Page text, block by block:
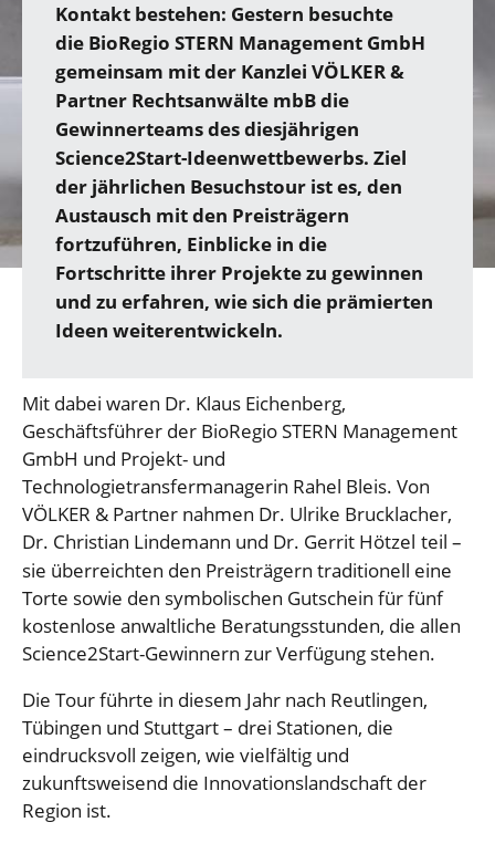
Kontakt bestehen: Gestern besuchte
die BioRegio STERN Management GmbH
gemeinsam mit der Kanzlei VÖLKER &
Partner Rechtsanwälte mbB die
Gewinnerteams des diesjährigen
Science2Start-Ideenwettbewerbs. Ziel
der jährlichen Besuchstour ist es, den
Austausch mit den Preisträgern
fortzuführen, Einblicke in die
Fortschritte ihrer Projekte zu gewinnen
und zu erfahren, wie sich die prämierten
Ideen weiterentwickeln.
Mit dabei waren Dr. Klaus Eichenberg,
Geschäftsführer der BioRegio STERN Management
GmbH und Projekt- und
Technologietransfermanagerin Rahel Bleis. Von
VÖLKER & Partner nahmen Dr. Ulrike Brucklacher,
Dr. Christian Lindemann und Dr. Gerrit Hötzel teil –
sie überreichten den Preisträgern traditionell eine
Torte sowie den symbolischen Gutschein für fünf
kostenlose anwaltliche Beratungsstunden, die allen
Science2Start-Gewinnern zur Verfügung stehen.
Die Tour führte in diesem Jahr nach Reutlingen,
Tübingen und Stuttgart – drei Stationen, die
eindrucksvoll zeigen, wie vielfältig und
zukunftsweisend die Innovationslandschaft der
Region ist.